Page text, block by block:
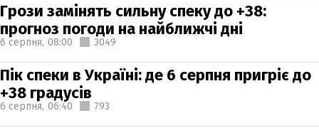
Грози замінять сильну спеку до +38:
прогноз погоди на найближчі дні
6 серпня, 08:00 3049
Пік спеки в Україні: де 6 серпня пригріє до
+38 градусів
6 серпня, 06:40 793